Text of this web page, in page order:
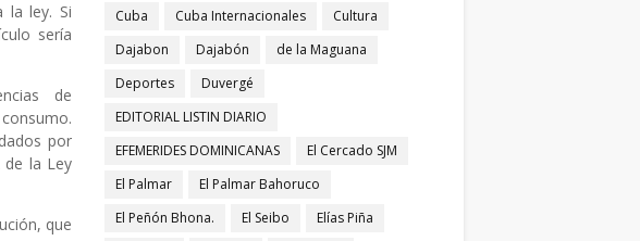
la ley. Si
sería
de
por
de la Ley
que
Cuba
Cuba Internacionales
Cultura
Dajabon
Dajabón
de la Maguana
Deportes
Duvergé
EDITORIAL LISTIN DIARIO
EFEMERIDES DOMINICANAS
El Cercado SJM
El Palmar
El Palmar Bahoruco
El Peñón Bhona.
El Seibo
Elías Piña